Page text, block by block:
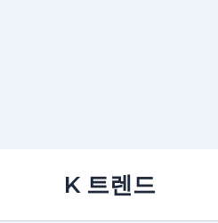
K 트렌드